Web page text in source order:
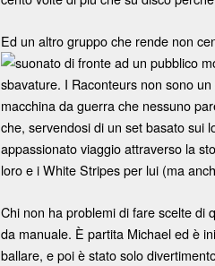
Ed un altro gruppo che rende non
suonato di fronte ad un pubblico
sbavature. I Raconteurs non sono
macchina da guerra che nessuno
che, servendosi di un set basato sui
appassionato viaggio attraverso la
loro e i White Stripes per lui (ma
Chi non ha problemi di fare scelte di
da manuale. È partita Michael ed è
ballare, e poi è stato solo